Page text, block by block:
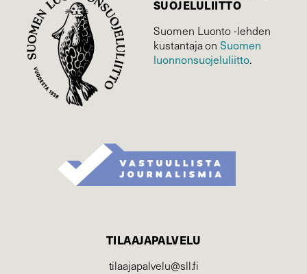
SUOJELU­LIITTO
Suomen Luonto -lehden
kustantaja onSuomen
luonnonsuojelu­liitto.
TILAAJAPALVELU
tilaajapalvelu@sll.fi